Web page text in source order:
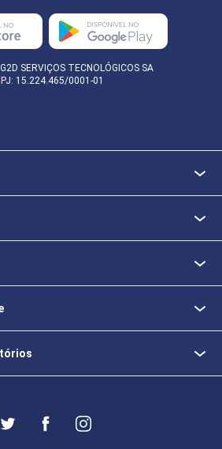
SERVIÇOS TECNOLÓGICOS SA
15.224.465/0001-01